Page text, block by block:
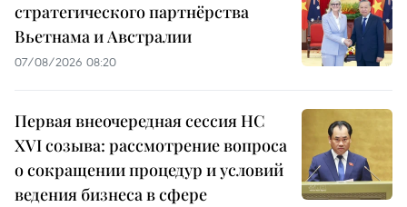
стратегического партнёрства
Вьетнама и Австралии
07/08/2026 08:20
Первая внеочередная сессия НС
XVI созыва: рассмотрение вопроса
о сокращении процедур и условий
ведения бизнеса в сфере